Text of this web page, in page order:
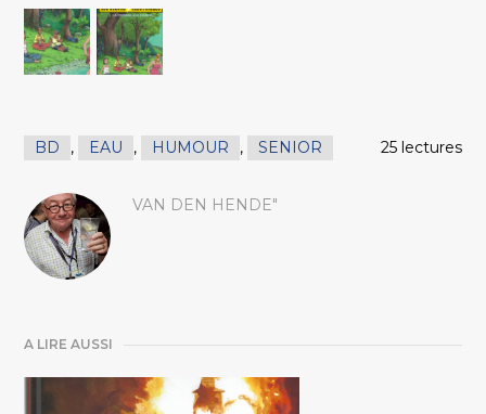
BD , EAU , HUMOUR , SENIOR 25 lectures
VAN DEN HENDE"
A LIRE AUSSI